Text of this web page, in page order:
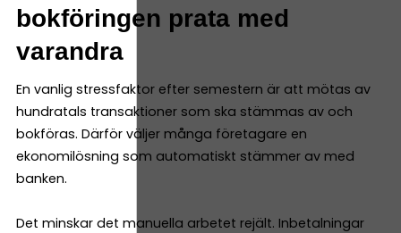
bokföringen prata med
varandra
En vanlig stressfaktor efter semestern är att mötas av
hundratals transaktioner som ska stämmas av och
bokföras. Därför väljer många företagare en
ekonomilösning som automatiskt stämmer av med
banken.
Det minskar det manuella arbetet rejält. Inbetalningar